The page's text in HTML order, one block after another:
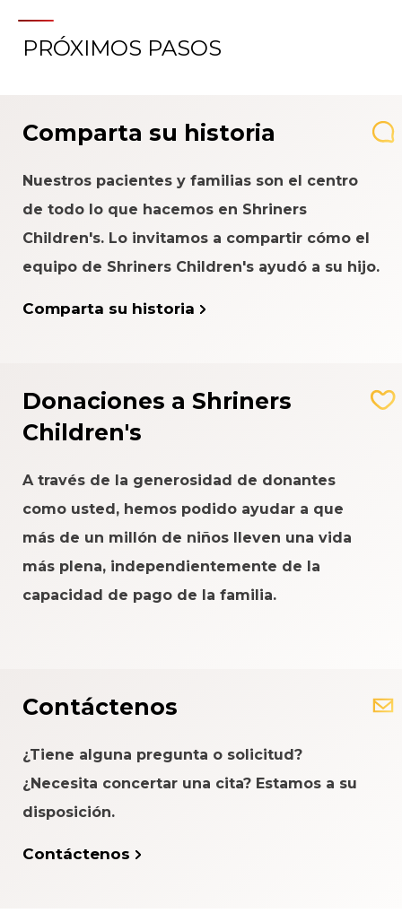
PRÓXIMOS PASOS
Comparta su historia
Nuestros pacientes y familias son el centro
de todo lo que hacemos en Shriners
Children's. Lo invitamos a compartir cómo el
equipo de Shriners Children's ayudó a su hijo.
Comparta su historia
Donaciones a Shriners
Children's
A través de la generosidad de donantes
como usted, hemos podido ayudar a que
más de un millón de niños lleven una vida
más plena, independientemente de la
capacidad de pago de la familia.
Contáctenos
¿Tiene alguna pregunta o solicitud?
¿Necesita concertar una cita? Estamos a su
disposición.
Contáctenos